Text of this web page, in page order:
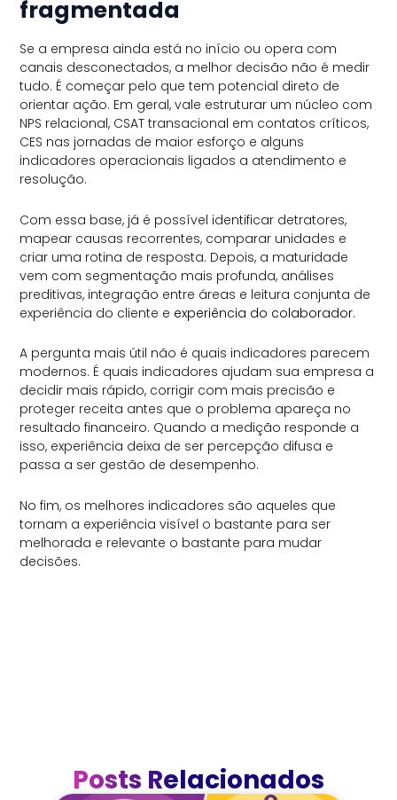
fragmentada
Se a empresa ainda está no início ou opera com
canais desconectados, a melhor decisão não é medir
tudo. É começar pelo que tem potencial direto de
orientar ação. Em geral, vale estruturar um núcleo com
NPS relacional, CSAT transacional em contatos críticos,
CES nas jornadas de maior esforço e alguns
indicadores operacionais ligados a atendimento e
resolução.
Com essa base, já é possível identificar detratores,
mapear causas recorrentes, comparar unidades e
criar uma rotina de resposta. Depois, a maturidade
vem com segmentação mais profunda, análises
preditivas, integração entre áreas e leitura conjunta de
experiência do cliente e experiência do colaborador.
A pergunta mais útil não é quais indicadores parecem
modernos. É quais indicadores ajudam sua empresa a
decidir mais rápido, corrigir com mais precisão e
proteger receita antes que o problema apareça no
resultado financeiro. Quando a medição responde a
isso, experiência deixa de ser percepção difusa e
passa a ser gestão de desempenho.
No fim, os melhores indicadores são aqueles que
tornam a experiência visível o bastante para ser
melhorada e relevante o bastante para mudar
decisões.
Posts Relacionados